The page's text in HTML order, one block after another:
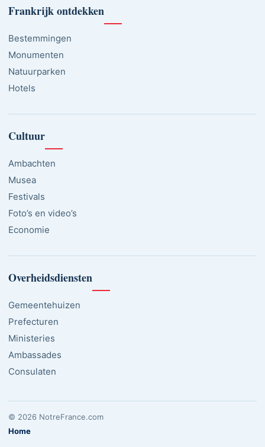
Frankrijk ontdekken
Bestemmingen
Monumenten
Natuurparken
Hotels
Cultuur
Ambachten
Musea
Festivals
Foto’s en video’s
Economie
Overheidsdiensten
Gemeentehuizen
Prefecturen
Ministeries
Ambassades
Consulaten
© 2026 NotreFrance.com
Home